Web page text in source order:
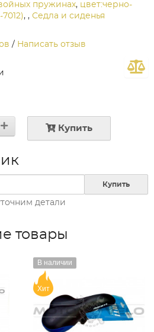
пружинах, цвет:черно-
, , Седла и сиденья
/ Написать отзыв
Купить
Купить
детали
товары
В наличии
Хит